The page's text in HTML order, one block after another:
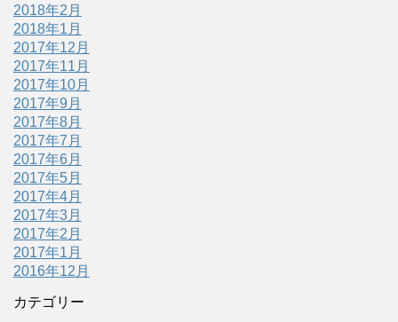
2018年2月
2018年1月
2017年12月
2017年11月
2017年10月
2017年9月
2017年8月
2017年7月
2017年6月
2017年5月
2017年4月
2017年3月
2017年2月
2017年1月
2016年12月
カテゴリー